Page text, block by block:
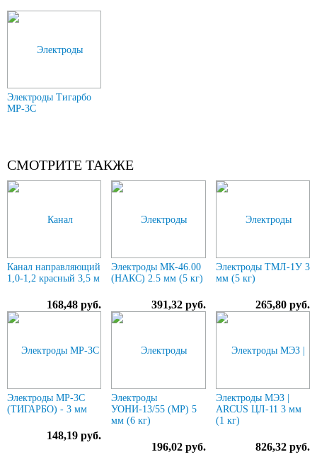
Электроды Тигарбо
МР-3С
СМОТРИТЕ ТАКЖЕ
Канал направляющий
1,0-1,2 красный 3,5 м
168,48 руб.
Электроды МК-46.00
(НАКС) 2.5 мм (5 кг)
391,32 руб.
Электроды ТМЛ-1У 3
мм (5 кг)
265,80 руб.
Электроды МР-3С
(ТИГАРБО) - 3 мм
148,19 руб.
Электроды
УОНИ-13/55 (МР) 5
мм (6 кг)
196,02 руб.
Электроды МЭЗ |
ARCUS ЦЛ-11 3 мм
(1 кг)
826,32 руб.